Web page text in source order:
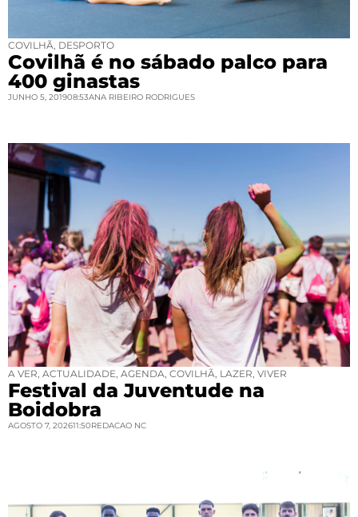
COVILHÃ DESPORTO
Covilhã é no sábado palco para
400 ginastas
JUNHO 5, 201908:53ANA RIBEIRO RODRIGUES
A VER ACTUALIDADE AGENDA COVILHÃ LAZER VIVER
Festival da Juventude na
Boidobra
AGOSTO 7, 202611:50REDACAO NC